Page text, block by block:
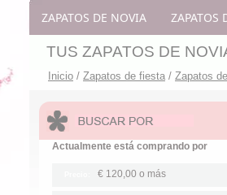
ZAPATOS DE NOVIA ZAPATOS
TUS ZAPATOS DE
Inicio / Zapatos de fiesta / Zapatos
Actualmente está comprando por
€ 120,00 o más